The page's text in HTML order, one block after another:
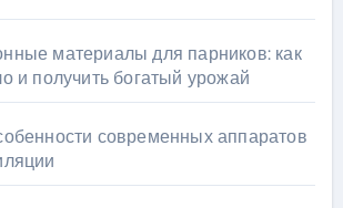
материалы для парников: как
и получить богатый урожай
современных аппаратов